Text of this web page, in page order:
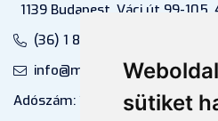
sütiket
1139 Budapest, Váci út 99-105.
(36) 1 880 76 00
info@mprx.hu
Adószám: 13598145-2-41